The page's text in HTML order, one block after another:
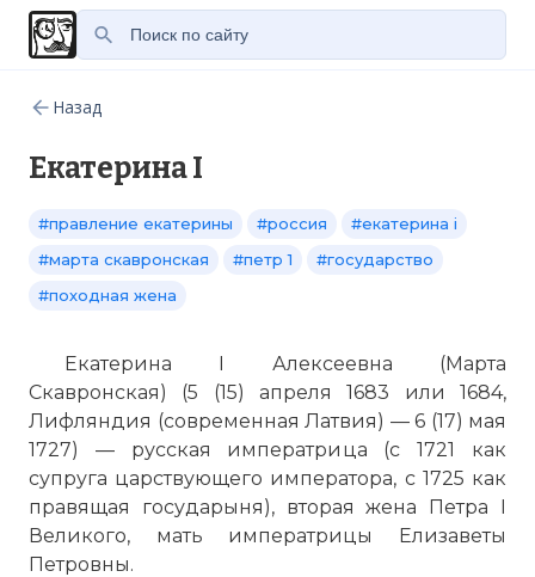
Назад
Екатерина I
#правление екатерины #россия
#екатерина i
#марта скавронская
#петр 1
#государство
#походная жена
Екатерина I Алексеевна (Марта
Скавронская) (5 (15) апреля 1683 или 1684,
Лифляндия (современная Латвия) — 6 (17) мая
1727) — русская императрица (с 1721 как
супруга царствующего императора, с 1725 как
правящая государыня), вторая жена Петра I
Великого, мать императрицы Елизаветы
Петровны.